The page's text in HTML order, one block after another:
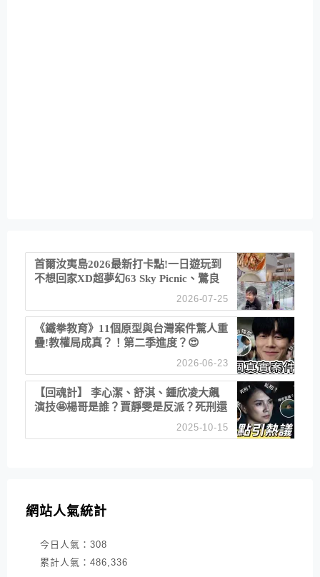
首爾汝夷島2026最新打卡點!一日遊玩到
不想回家XD超夢幻63 Sky Picnic、鷺良
津帝王蟹大餐、《淚之女王》拍攝地、漢
2026-07-25
《鐵拳教育》11個原型與台灣案件驚人重
疊!教權局成真？！第二季進度？😍
2026-06-23
【回魂計】 李心潔、舒淇、鍾欣凌大飆
演技🤩楊哥是誰？賈靜雯是反派？死刑還
2025-10-15
網站人氣統計
今日人氣： 308
累計人氣： 486,336